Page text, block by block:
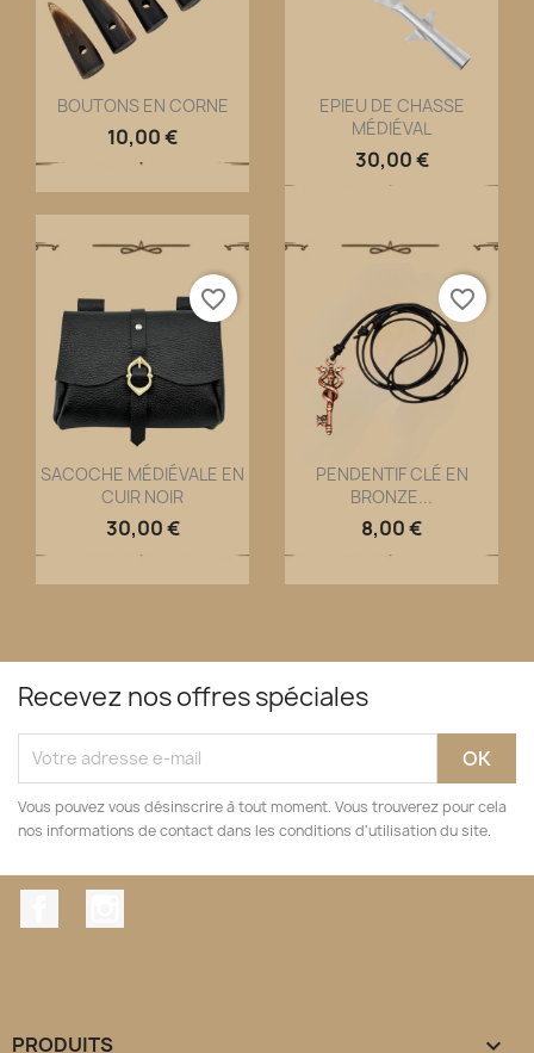
Aperçu rapide
BOUTONS EN CORNE
10,00 € Aperçu rapide
EPIEU DE CHASSE
MÉDIÉVAL
30,00 €
Aperçu rapide
SACOCHE MÉDIÉVALE EN
CUIR NOIR
30,00 €
favorite_border
Aperçu rapide
PENDENTIF CLÉ EN
BRONZE...
8,00 €
favorite_border
Recevez nos offres spéciales
Vous pouvez vous désinscrire à tout moment. Vous trouverez pour cela
nos informations de contact dans les conditions d'utilisation du site.
PRODUITS 